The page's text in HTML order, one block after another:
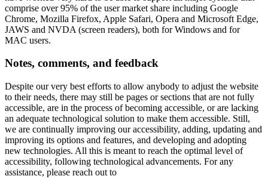
comprise over 95% of the user market share including Google
Chrome, Mozilla Firefox, Apple Safari, Opera and Microsoft Edge,
JAWS and NVDA (screen readers), both for Windows and for
MAC users.
Notes, comments, and feedback
Despite our very best efforts to allow anybody to adjust the website
to their needs, there may still be pages or sections that are not fully
accessible, are in the process of becoming accessible, or are lacking
an adequate technological solution to make them accessible. Still,
we are continually improving our accessibility, adding, updating and
improving its options and features, and developing and adopting
new technologies. All this is meant to reach the optimal level of
accessibility, following technological advancements. For any
assistance, please reach out to